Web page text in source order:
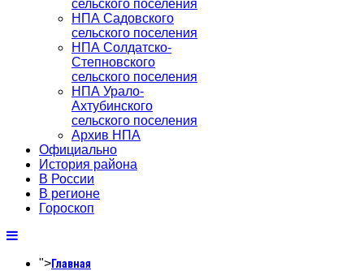
сельского поселения
НПА Садовского
сельского поселения
НПА Солдатско-
Степновского
сельского поселения
НПА Урало-
Ахтубинского
сельского поселения
Архив НПА
Официально
История района
В России
В регионе
Гороскоп
">Главная